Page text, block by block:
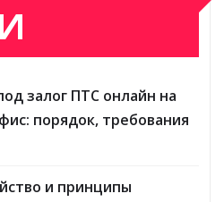
залог ПТС онлайн на
порядок, требования
и принципы